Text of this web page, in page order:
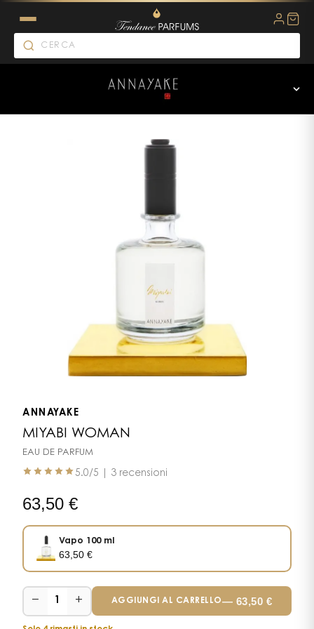
ANNAYAKE
MIYABI WOMAN
EAU DE PARFUM
5.0/5 | 3 recensioni
63,50 €
Vapo 100 ml
63,50€
− 1 + AGGIUNGI AL CARRELLO— 63,50 €